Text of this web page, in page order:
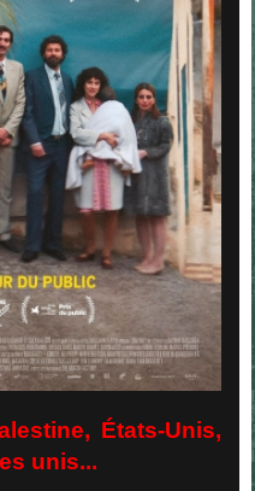
États-Unis,
unis...